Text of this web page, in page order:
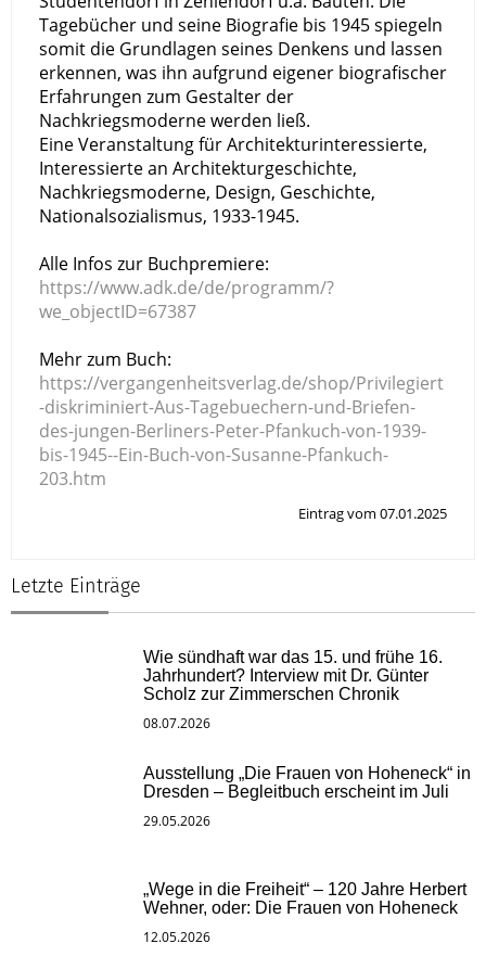
Tagebücher und seine Biografie bis 1945 spiegeln
somit die Grundlagen seines Denkens und lassen
erkennen, was ihn aufgrund eigener biografischer
Erfahrungen zum Gestalter der
Nachkriegsmoderne werden ließ.
Eine Veranstaltung für Architekturinteressierte,
Interessierte an Architekturgeschichte,
Nachkriegsmoderne, Design, Geschichte,
Nationalsozialismus, 1933-1945.
Alle Infos zur Buchpremiere:
https://www.adk.de/de/programm/?
we_objectID=67387
Mehr zum Buch:
https://vergangenheitsverlag.de/shop/Privilegiert
-diskriminiert-Aus-Tagebuechern-und-Briefen-
des-jungen-Berliners-Peter-Pfankuch-von-1939-
bis-1945--Ein-Buch-von-Susanne-Pfankuch-
203.htm
Eintrag vom 07.01.2025
Letzte Einträge
Wie sündhaft war das 15. und frühe 16.
Jahrhundert? Interview mit Dr. Günter
Scholz zur Zimmerschen Chronik
08.07.2026
Ausstellung „Die Frauen von Hoheneck“ in
Dresden – Begleitbuch erscheint im Juli
29.05.2026
„Wege in die Freiheit“ – 120 Jahre Herbert
Wehner, oder: Die Frauen von Hoheneck
12.05.2026